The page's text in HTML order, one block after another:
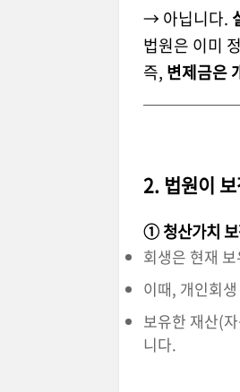
→ 아닙니다.
법원은 이미
즉, 변제금은
2. 법원이
① 청산가치 보
회생은 현재
이때, 개인회
보유한 재산(
니다.